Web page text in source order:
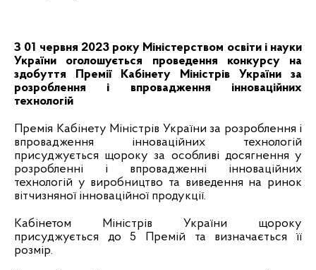
З 01 червня 2023 року Міністерством освіти і науки
України оголошується проведення конкурсу на
здобуття Премії Кабінету Міністрів України за
розроблення і впровадження інноваційних
технологій
Премія Кабінету Міністрів України за розроблення і
впровадження інноваційних технологій
присуджується щороку за особливі досягнення у
розробленні і впровадженні інноваційних
технологій у виробництво та виведення на ринок
вітчизняної інноваційної продукції.
Кабінетом Міністрів України щороку
присуджується до 5 Премій та визначається її
розмір.